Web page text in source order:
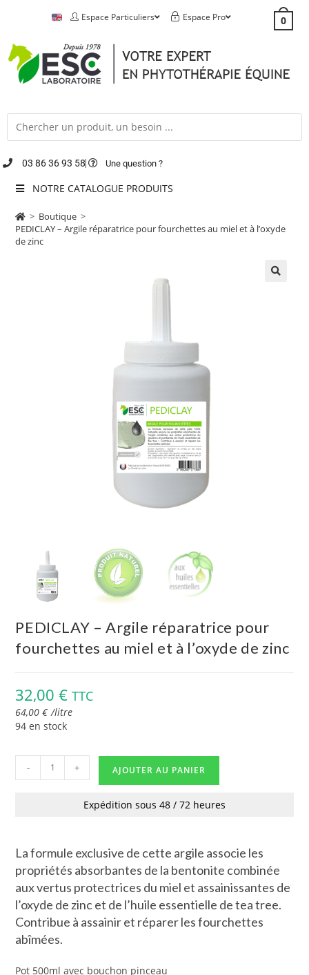
Espace Particuliers Espace Pro 0
03 86 36 93 58 Une question ?
NOTRE CATALOGUE PRODUITS
> Boutique >
PEDICLAY – Argile réparatrice pour fourchettes au miel et à l’oxyde
de zinc
PEDICLAY – Argile réparatrice pour
fourchettes au miel et à l’oxyde de zinc
32,00€ TTC
64,00€ /litre
94 en stock
- + AJOUTER AU PANIER
Expédition sous 48 / 72 heures
La formule exclusive de cette argile associe les
propriétés absorbantes de la bentonite combinée
aux vertus protectrices du miel et assainissantes de
l’oxyde de zinc et de l’huile essentielle de tea tree.
Contribue à assainir et réparer les fourchettes
abîmées.
Pot 500ml avec bouchon pinceau